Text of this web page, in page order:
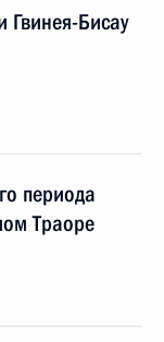
Гвинея-Бисау
периода
Траоре